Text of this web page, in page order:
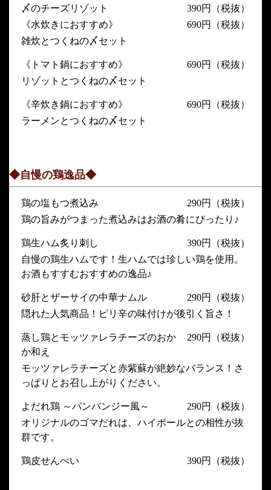
〆のチーズリゾット
390円（税抜）
《水炊きにおすすめ》
690円（税抜）
雑炊とつくねの〆セット
《トマト鍋におすすめ》
690円（税抜）
リゾットとつくねの〆セット
《辛炊き鍋におすすめ》
690円（税抜）
ラーメンとつくねの〆セット
◆自慢の鶏逸品◆
鶏の塩もつ煮込み
290円（税抜）
鶏の旨みがつまった煮込みはお酒の肴にぴったり♪
鶏生ハム炙り刺し
390円（税抜）
自慢の鶏生ハムです！生ハムでは珍しい鶏を使用。
お酒もすすむおすすめの逸品♪
砂肝とザーサイの中華ナムル
290円（税抜）
隠れた人気商品！ピリ辛の味付けが後引く旨さ！
蒸し鶏とモッツァレラチーズのおか
か和え
290円（税抜）
モッツァレラチーズと赤紫蘇が絶妙なバランス！さ
っぱりとお召し上がりください。
よだれ鶏 ～バンバンジー風～
290円（税抜）
オリジナルのゴマだれは、ハイボールとの相性が抜
群です。
鶏皮せんべい 390円（税抜）